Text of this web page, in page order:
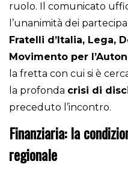
ruolo. Il comunicato
l’unanimità dei
Fratelli d’Italia, Lega,
Movimento per
la fretta con cui si è
la profonda crisi di
preceduto l’incontro.
Finanziaria: la
regionale